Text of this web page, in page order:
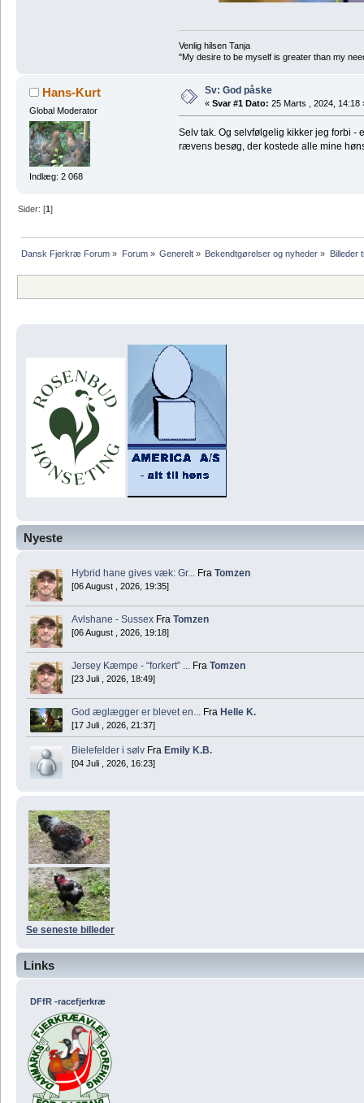
Nyeste
Hybrid hane gives væk: Gr... Fra Tomzen
[06 August , 2026, 19:35]
Avlshane - Sussex Fra Tomzen
[06 August , 2026, 19:18]
Jersey Kæmpe - “forkert” ... Fra Tomzen
[23 Juli , 2026, 18:49]
God æglægger er blevet en... Fra Helle K.
[17 Juli , 2026, 21:37]
Bielefelder i sølv Fra Emily K.B.
[04 Juli , 2026, 16:23]
Se seneste billeder
Links
DFfR -racefjerkræ
Venlig hilsen Tanja
"My desire to be myself is greater than my
Hans-Kurt
Global Moderator
Indlæg: 2 068
Sv: God påske
« Svar #1 Dato: 25 Marts , 2024, 14:18
Selv tak. Og selvfølgelig kikker jeg forbi -
rævens besøg, der kostede alle mine
Sider: [1]
Dansk Fjerkræ Forum » Forum» Generelt» Bekendtgørelser og nyheder » Billeder